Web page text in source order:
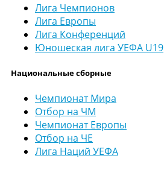
Лига Чемпионов
Лига Европы
Лига Конференций
Юношеская лига УЕФА U19
Национальные сборные
Чемпионат Мира
Отбор на ЧМ
Чемпионат Европы
Отбор на ЧЕ
Лига Наций УЕФА